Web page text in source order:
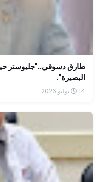
طارق دسوقي.."جليوستر
البصيرة".
14 يوليو 2026